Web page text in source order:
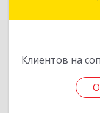
Клиентов на